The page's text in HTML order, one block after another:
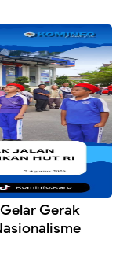
Gerak